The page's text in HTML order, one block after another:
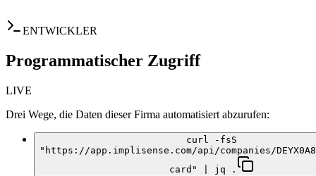
ENTWICKLER
Programmatischer Zugriff
LIVE
Drei Wege, die Daten dieser Firma automatisiert abzurufen:
curl -fsS
"https://app.implisense.com/api/companies/
card" | jq .